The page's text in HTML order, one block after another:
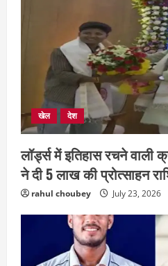
खेल देश
लॉर्ड्स में इतिहास रचने वाली
ने दी 5 लाख की प्रोत्साहन
rahul choubey July 23, 2026
छत्तीसगढ़ राज्य
रायपुर में
करियर
August 5,
छत्तीसगढ़
भोरमदेव